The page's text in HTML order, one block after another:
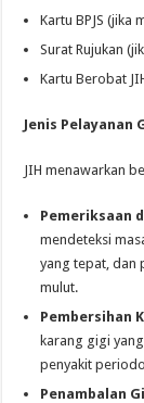
Kartu BPJS (jika
Surat Rujukan
Kartu Berobat
Jenis Pelayanan
JIH menawarkan
Pemeriksaan
mendeteksi
yang tepat, dan
mulut.
Pembersihan
karang gigi
penyakit
Penambalan